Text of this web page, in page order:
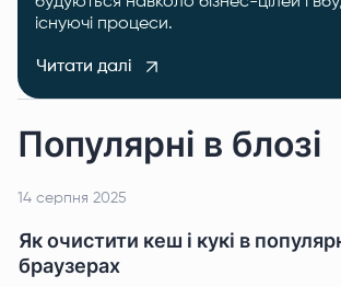
існуючі процеси.
Читати далі
Популярні в блозі
14 серпня 2025
Як очистити кеш і кукі в
браузерах